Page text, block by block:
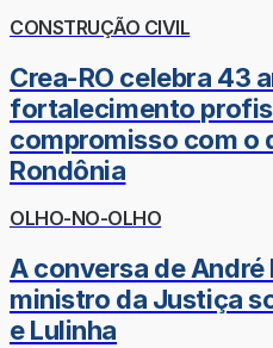
CONSTRUÇÃO CIVIL
Crea-RO celebra 43
fortalecimento
compromisso com o
Rondônia
OLHO-NO-OLHO
A conversa de
ministro da Justiça
e Lulinha